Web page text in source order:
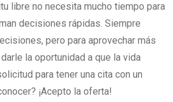
libre no necesita mucho tiempo para
decisiones rápidas. Siempre
pero para aprovechar más
la oportunidad a que la vida
para tener una cita con un
¡Acepto la oferta!